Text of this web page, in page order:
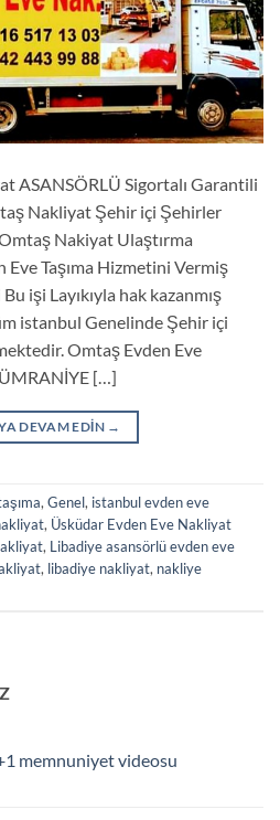
ASANSÖRLÜ Sigortalı Garantili
Nakliyat Şehir içi Şehirler
Nakiyat Ulaştırma
Eve Taşıma Hizmetini Vermiş
işi Layıkıyla hak kazanmış
istanbul Genelinde Şehir içi
Omtaş Evden Eve
[…]
DEVAM EDIN →
, Genel, istanbul evden eve
, Üsküdar Evden Eve Nakliyat
, Libadiye asansörlü evden eve
, libadiye nakliyat, nakliye
memnuniyet videosu